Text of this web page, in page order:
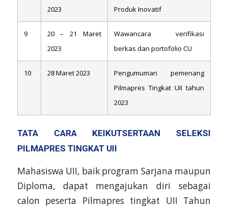
2023
Produk Inovatif
9
20 – 21 Maret
2023
Wawancara verifikasi
berkas dan portofolio CU
10 28 Maret 2023
Pengumuman pemenang
Pilmapres Tingkat UII tahun
2023
TATA CARA KEIKUTSERTAAN SELEKSI
PILMAPRES TINGKAT UII
Mahasiswa UII, baik program Sarjana maupun
Diploma, dapat mengajukan diri sebagai
calon peserta Pilmapres tingkat UII Tahun